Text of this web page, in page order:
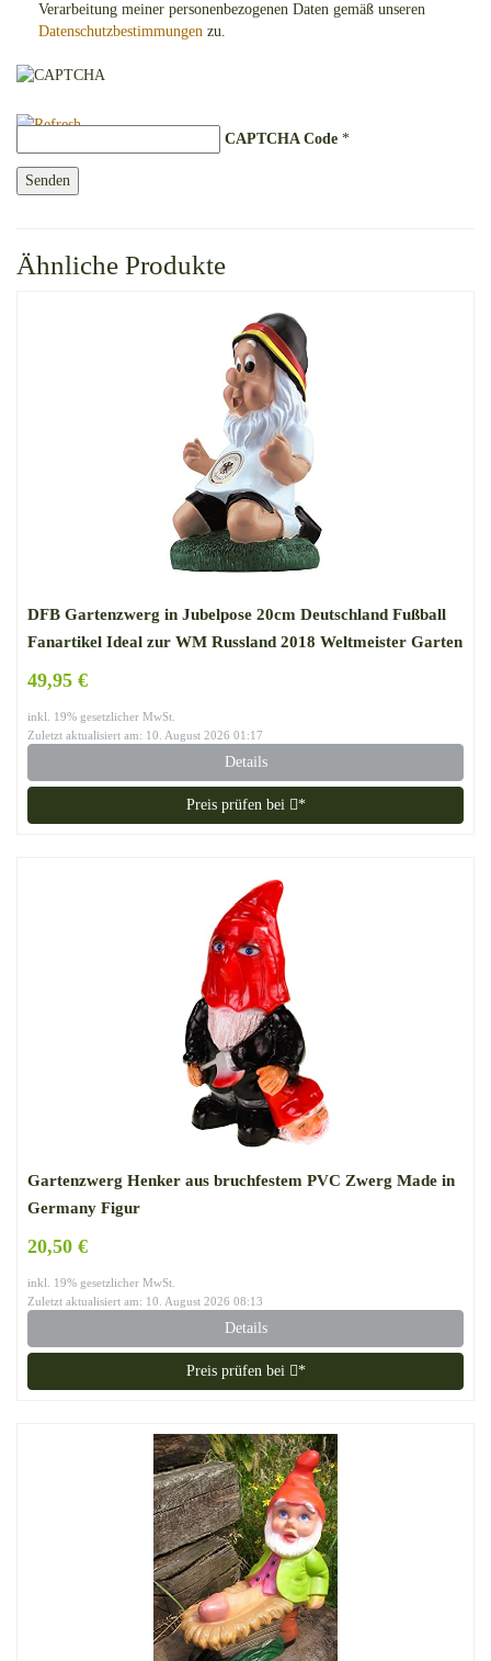
Verarbeitung meiner personenbezogenen Daten gemäß unseren
Datenschutzbestimmungen zu.
CAPTCHA Code *
Ähnliche Produkte
DFB Gartenzwerg in Jubelpose 20cm Deutschland Fußball
Fanartikel Ideal zur WM Russland 2018 Weltmeister Garten
49,95 €
inkl. 19% gesetzlicher MwSt.
Zuletzt aktualisiert am: 10. August 2026 01:17
Details
Preis prüfen bei *
Gartenzwerg Henker aus bruchfestem PVC Zwerg Made in
Germany Figur
20,50 €
inkl. 19% gesetzlicher MwSt.
Zuletzt aktualisiert am: 10. August 2026 08:13
Details
Preis prüfen bei *